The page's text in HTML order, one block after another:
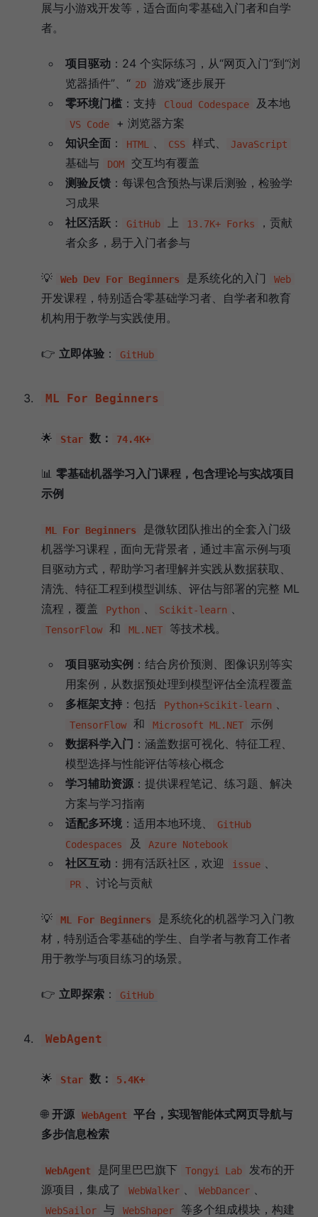
展与小游戏开发等，适合面向零基础入门者和自学
者。
项目驱动 ：24 个实际练习，从“网页入门”到“浏
览器插件”、“ 2D
游戏”逐步展开
零环境门槛 ：支持 Cloud Codespace 及本地
VS Code
+ 浏览器方案
知识全面 ： HTML 、 CSS 样式、 JavaScript
基础与 DOM
交互均有覆盖
测验反馈 ：每课包含预热与课后测验，检验学
习成果
社区活跃 ： GitHub 上 13.7K+ Forks
，贡献
者众多，易于入门者参与
💡 Web Dev For Beginners 是系统化的入门 Web
开发课程，特别适合零基础学习者、自学者和教育
机构用于教学与实践使用。
👉 立即体验 ： GitHub
ML For Beginners
🌟 Star 数： 74.4K+
📊 零基础机器学习入门课程，包含理论与实战项目
示例
ML For Beginners
是微软团队推出的全套入门级
机器学习课程，面向无背景者，通过丰富示例与项
目驱动方式，帮助学习者理解并实践从数据获取、
清洗、特征工程到模型训练、评估与部署的完整 ML
流程，覆盖
Python 、 Scikit-learn 、
TensorFlow 和 ML.NET 等技术栈。
项目驱动实例 ：结合房价预测、图像识别等实
用案例，从数据预处理到模型评估全流程覆盖
多框架支持 ：包括 Python+Scikit-learn 、
TensorFlow 和 Microsoft ML.NET
示例
数据科学入门 ：涵盖数据可视化、特征工程、
模型选择与性能评估等核心概念
学习辅助资源：提供课程笔记、练习题、解决
方案与学习指南
适配多环境 ：适用本地环境、
GitHub
Codespaces
及 Azure Notebook
社区互动 ：拥有活跃社区，欢迎 issue 、
PR 、讨论与贡献
💡 ML For Beginners
是系统化的机器学习入门教
材，特别适合零基础的学生、自学者与教育工作者
用于教学与项目练习的场景。
👉 立即探索 ： GitHub
WebAgent
🌟 Star 数： 5.4K+
🌐 开源 WebAgent 平台，实现智能体式网页导航与
多步信息检索
WebAgent 是阿里巴巴旗下 Tongyi Lab
发布的开
源项目，集成了
WebWalker 、 WebDancer 、
WebSailor 与 WebShaper 等多个组成模块，构建